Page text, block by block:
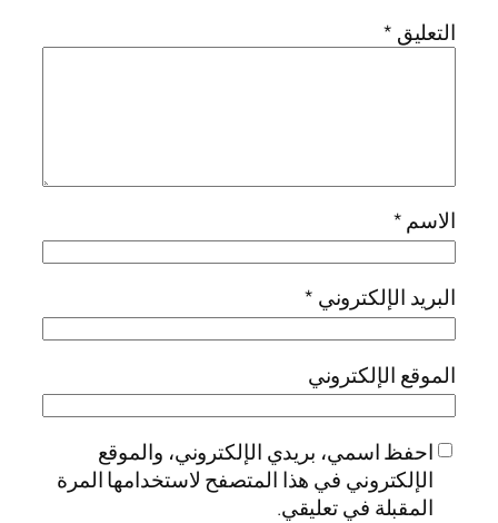
التعليق *
الاسم*
البريد الإلكتروني *
الموقع الإلكتروني
احفظ اسمي، بريدي الإلكتروني، والموقع
الإلكتروني في هذا المتصفح لاستخدامها المرة
المقبلة في تعليقي.